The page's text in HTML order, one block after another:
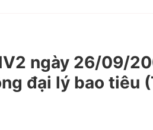
ngày 26/09/
đại lý bao tiêu